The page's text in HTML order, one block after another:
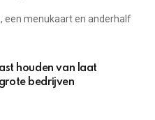
een menukaart en anderhalf
houden van laat
bedrijven